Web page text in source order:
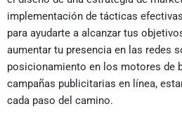
implementación de tácticas
para ayudarte a alcanzar tus
aumentar tu presencia en las redes
posicionamiento en los motores de
campañas publicitarias en línea,
cada paso del camino.